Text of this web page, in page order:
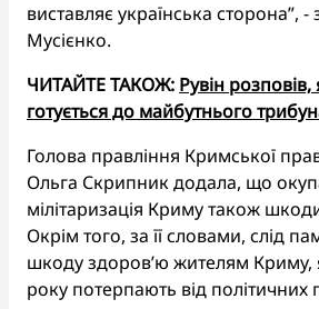
виставляє українська сторона”, -
Мусієнко.
ЧИТАЙТЕ ТАКОЖ: Рувін
готується до майбутнього
Голова правління Кримської
Ольга Скрипник додала, що
мілітаризація Криму також
Окрім того, за її словами, слід
шкоду здоров’ю жителям Криму,
року потерпають від політичних